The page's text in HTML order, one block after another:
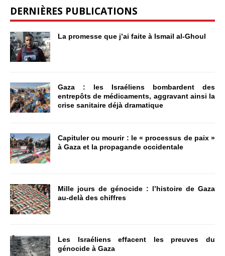
DERNIÈRES PUBLICATIONS
La promesse que j’ai faite à Ismail al-Ghoul
Gaza : les Israéliens bombardent des
entrepôts de médicaments, aggravant ainsi la
crise sanitaire déjà dramatique
Capituler ou mourir : le « processus de paix »
à Gaza et la propagande occidentale
Mille jours de génocide : l’histoire de Gaza
au-delà des chiffres
Les Israéliens effacent les preuves du
génocide à Gaza